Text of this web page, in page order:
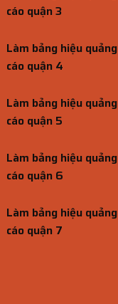
cáo quận 3
Làm bảng hiệu quảng
cáo quận 4
Làm bảng hiệu quảng
cáo quận 5
Làm bảng hiệu quảng
cáo quận 6
Làm bảng hiệu quảng
cáo quận 7